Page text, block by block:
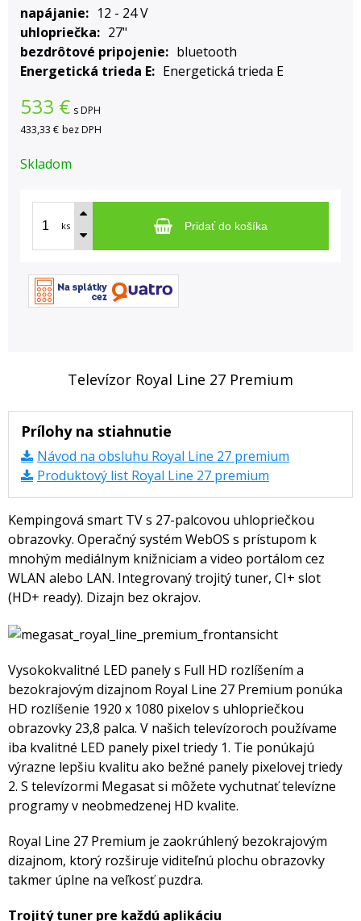
napájanie
12 - 24 V
uhlopriečka
27"
bezdrôtové pripojenie
bluetooth
Energetická trieda E
Energetická trieda E
533 € s DPH
433,33 € bez DPH
Skladom
ks Pridať do košíka
Televízor Royal Line 27 Premium
Prílohy na stiahnutie
Návod na obsluhu Royal Line 27 premium
Produktový list Royal Line 27 premium
Kempingová smart TV s 27-palcovou uhlopriečkou
obrazovky. Operačný systém WebOS s prístupom k
mnohým mediálnym knižniciam a video portálom cez
WLAN alebo LAN. Integrovaný trojitý tuner, CI+ slot
(HD+ ready). Dizajn bez okrajov.
Vysokokvalitné LED panely s Full HD rozlíšením a
bezokrajovým dizajnom Royal Line 27 Premium ponúka
HD rozlíšenie 1920 x 1080 pixelov s uhlopriečkou
obrazovky 23,8 palca. V našich televízoroch používame
iba kvalitné LED panely pixel triedy 1. Tie ponúkajú
výrazne lepšiu kvalitu ako bežné panely pixelovej triedy
2. S televízormi Megasat si môžete vychutnať televízne
programy v neobmedzenej HD kvalite.
Royal Line 27 Premium je zaokrúhlený bezokrajovým
dizajnom, ktorý rozširuje viditeľnú plochu obrazovky
takmer úplne na veľkosť puzdra.
Trojitý tuner pre každú aplikáciu